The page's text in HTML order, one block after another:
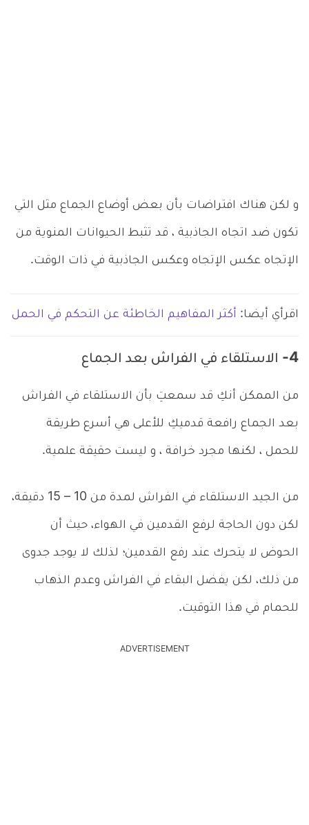
و لكن هناك افتراضات بأن بعض أوضاع الجماع مثل التي
تكون ضد اتجاه الجاذبية ، قد تثبط الحيوانات المنوية من
الإتجاه عكس الإتجاه وعكس الجاذبية في ذات الوقت.
اقرأي أيضا: أكثر المفاهيم الخاطئة عن التحكم في الحمل
4- الاستلقاء في الفراش بعد الجماع
من الممكن أنكِ قد سمعتِ بأن الاستلقاء في الفراش
بعد الجماع رافعة قدميكِ للأعلى هي أسرع طريقة
للحمل ، لكنها مجرد خرافة ، و ليست حقيقة علمية.
من الجيد الاستلقاء في الفراش لمدة من 10 – 15 دقيقة،
لكن دون الحاجة لرفع القدمين في الهواء، حيث أن
الحوض لا يتحرك عند رفع القدمين؛ لذلك لا يوجد جدوى
من ذلك، لكن يفضل البقاء في الفراش وعدم الذهاب
للحمام في هذا التوقيت.
ADVERTISEMENT